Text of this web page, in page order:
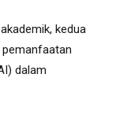
kedua
dalam